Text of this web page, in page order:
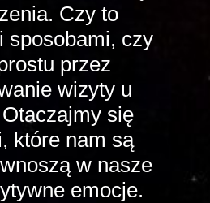
Czy to
sposobami, czy
przez
wizyty u
się
które nam są
w nasze
emocje.